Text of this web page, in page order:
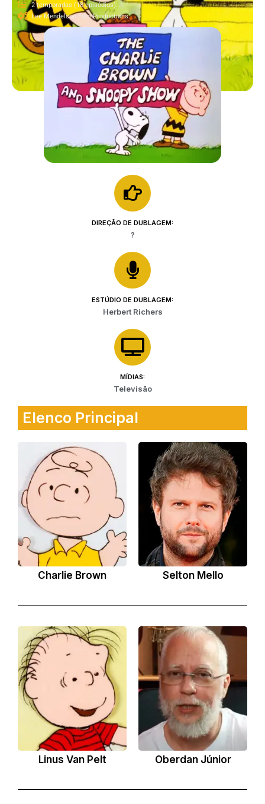
2 temporadas (18 episódios).
Lee Mendelson Film Productions.
DIREÇÃO DE DUBLAGEM:
?
ESTÚDIO DE DUBLAGEM:
Herbert Richers
MÍDIAS:
Televisão
Elenco Principal
Charlie Brown Selton Mello
Linus Van Pelt Oberdan Júnior